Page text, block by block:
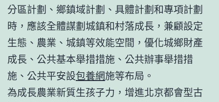
分區計劃、鄉鎮域計劃、具體計劃和專項計劃
時，應該全體謀劃城鎮和村落成長，兼顧設定
生態、農業、城鎮等效能空間，優化城鄉財產
成長、公共基本舉措措施、公共辦事舉措措
施、公共平安設包養網施等布局。
為成長農業新質生孩子力，增進北京都會型古